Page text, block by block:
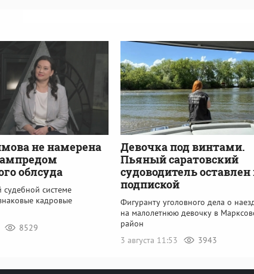
не намерена
облсуда
судебной системе
кадровые
8529
Девочка под винтами.
Пьяный саратовский
судоводитель оставлен
подпиской
Фигуранту уголовного дела о
на малолетнюю девочку в
район
3 августа 11:53
3943